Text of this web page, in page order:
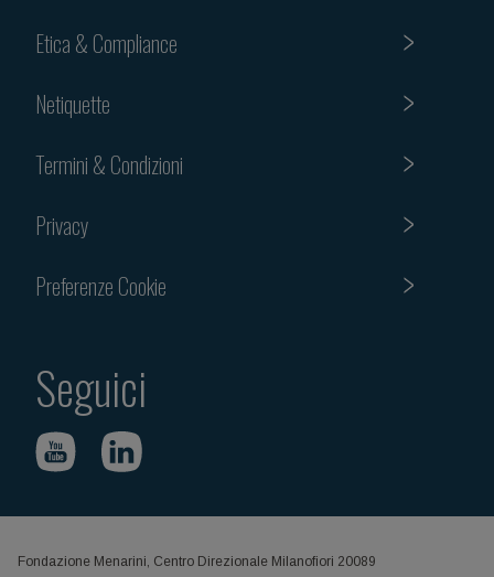
Etica & Compliance
Netiquette
Termini & Condizioni
Privacy
Preferenze Cookie
Seguici
Fondazione Menarini, Centro Direzionale Milanofiori 20089